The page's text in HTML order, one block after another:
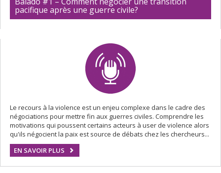
pacifique après une guerre civile?
Le recours à la violence est un enjeu complexe dans le cadre des
négociations pour mettre fin aux guerres civiles. Comprendre les
motivations qui poussent certains acteurs à user de violence alors
qu'ils négocient la paix est source de débats chez les chercheurs...
EN SAVOIR PLUS